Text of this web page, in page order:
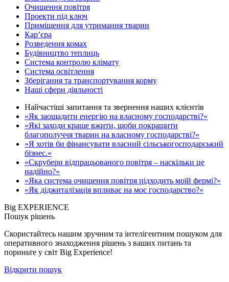
Очищення повітря
Проекти під ключ
Приміщення для утримання тварин
Кар’єра
Розведення комах
Будівництво теплиць
Система контролю клімату
Система освітлення
Зберігання та транспортування корму
Наші сфери діяльності
Найчастіші запитання та звернення наших клієнтів
»Як заощадити енергію на власному господарстві?«
»Які заходи краще вжити, щоби покращити
благополуччя тварин на власному господарстві?«
»Я хотів би фінансувати власний сільськогосподарський
бізнес.«
»Скрубери відпрацьованого повітря – наскільки це
надійно?«
»Яка система очищення повітря підходить моїй фермі?«
»Як діджиталізація впливає на моє господарство?«
Big EXPERIENCE
Пошук рішень
Скористайтесь нашим зручним та інтелігентним пошуком для
оперативного знаходження рішень з ваших питань та
пориньте у світ Big Experience!
Відкрити пошук